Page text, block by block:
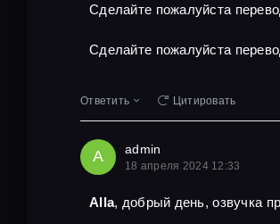
Сделайте пожалуйста
Сделайте пожалуйста
Ответить Цитировать
A admin
18 апреля 2024 12:33
Alla, добрый день, озвучка